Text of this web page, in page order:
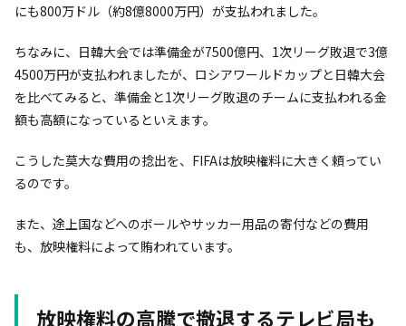
にも800万ドル（約8億8000万円）が支払われました。
ちなみに、日韓大会では準備金が7500億円、1次リーグ敗退で3億
4500万円が支払われましたが、ロシアワールドカップと日韓大会
を比べてみると、準備金と1次リーグ敗退のチームに支払われる金
額も高額になっているといえます。
こうした莫大な費用の捻出を、FIFAは放映権料に大きく頼ってい
るのです。
また、途上国などへのボールやサッカー用品の寄付などの費用
も、放映権料によって賄われています。
放映権料の高騰で撤退するテレビ局も